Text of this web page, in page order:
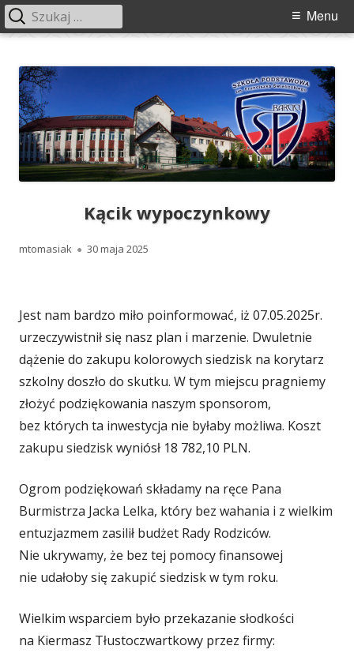
treści
Świebockiego w Barcicach
Menu
Menu
Szukaj:
Kącik wypoczynkowy
Autor
mtomasiak Opublikowano
30 maja 2025
Jest nam bardzo miło poinformować, iż 07.05.2025r.
urzeczywistnił się nasz plan i marzenie. Dwuletnie
dążenie do zakupu kolorowych siedzisk na korytarz
szkolny doszło do skutku. W tym miejscu pragniemy
złożyć podziękowania naszym sponsorom,
bez których ta inwestycja nie byłaby możliwa. Koszt
zakupu siedzisk wyniósł 18 782,10 PLN.
Ogrom podziękowań składamy na ręce Pana
Burmistrza Jacka Lelka, który bez wahania i z wielkim
entuzjazmem zasilił budżet Rady Rodziców.
Nie ukrywamy, że bez tej pomocy finansowej
nie udałoby się zakupić siedzisk w tym roku.
Wielkim wsparciem było przekazanie słodkości
na Kiermasz Tłustoczwartkowy przez firmy: